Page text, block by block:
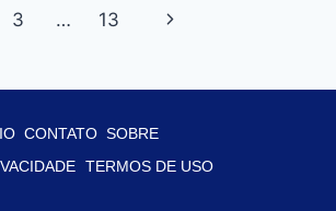
3 … 13
CONTATO SOBRE
TERMOS DE USO